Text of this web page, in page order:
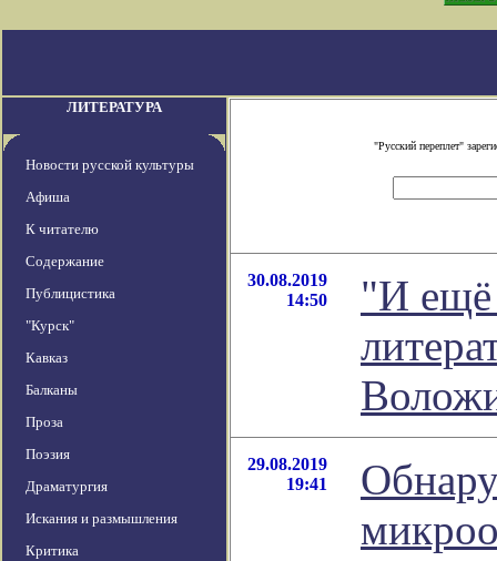
ЛИТЕРАТУРА
Новости русской культуры
Афиша
К читателю
Содержание
Публицистика
"Курск"
Кавказ
Балканы
Проза
Поэзия
Драматургия
Искания и размышления
Критика
"Русский переплет"
30.08.2019
14:50
"И ещё
29.08.2019
19:41